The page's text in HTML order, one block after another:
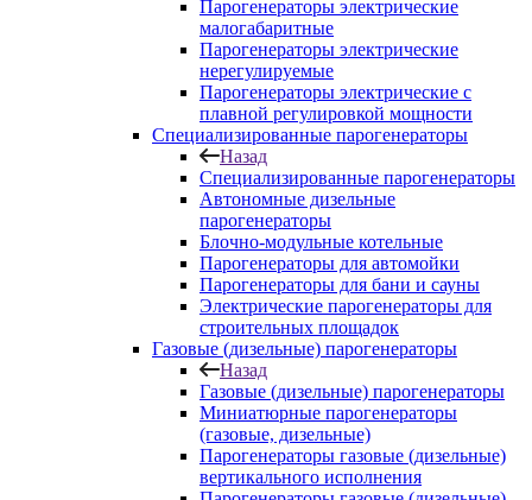
Парогенераторы электрические
малогабаритные
Парогенераторы электрические
нерегулируемые
Парогенераторы электрические с
плавной регулировкой мощности
Специализированные парогенераторы
Назад
Специализированные парогенераторы
Автономные дизельные
парогенераторы
Блочно-модульные котельные
Парогенераторы для автомойки
Парогенераторы для бани и сауны
Электрические парогенераторы для
строительных площадок
Газовые (дизельные) парогенераторы
Назад
Газовые (дизельные) парогенераторы
Миниатюрные парогенераторы
(газовые, дизельные)
Парогенераторы газовые (дизельные)
вертикального исполнения